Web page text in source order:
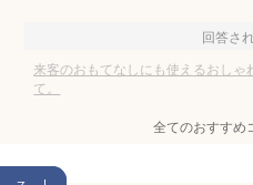
回答さ
来客のおもてなしにも使えるおしゃ
て。
全てのおすすめ